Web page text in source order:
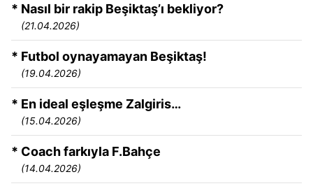
* Nasıl bir rakip Beşiktaş’ı bekliyor?
(21.04.2026)
* Futbol oynayamayan Beşiktaş!
(19.04.2026)
* En ideal eşleşme Zalgiris…
(15.04.2026)
* Coach farkıyla F.Bahçe
(14.04.2026)